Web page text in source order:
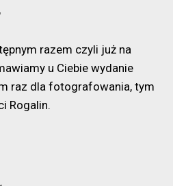
razem czyli już na
u Ciebie wydanie
raz dla fotografowania, tym
Rogalin.